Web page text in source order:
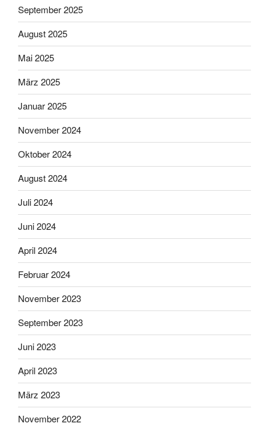
September 2025
August 2025
Mai 2025
März 2025
Januar 2025
November 2024
Oktober 2024
August 2024
Juli 2024
Juni 2024
April 2024
Februar 2024
November 2023
September 2023
Juni 2023
April 2023
März 2023
November 2022